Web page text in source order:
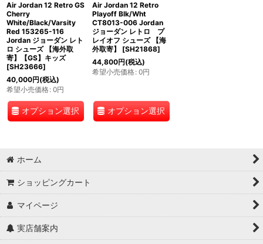
Air Jordan 12 Retro GS
Cherry
White/Black/Varsity
Red 153265-116
Jordan ジョーダン レト
ロ シューズ 【海外取
寄】【GS】キッズ
[SH23666]
40,000円(税込)
希望小売価格: 0円
オプション選択
Air Jordan 12 Retro
Playoff Blk/Wht
CT8013-006 Jordan
ジョーダン レトロ プ
レイオフ シューズ 【海
外取寄】
[SH21868]
44,800円(税込)
希望小売価格: 0円
オプション選択
ホーム
ショッピングカート
マイページ
実店舗案内